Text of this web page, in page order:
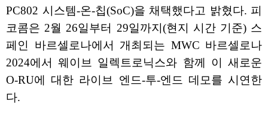
PC802 시스템-온-칩(SoC)을 채택했다고 밝혔다. 피
코콤은 2월 26일부터 29일까지(현지 시간 기준) 스
페인 바르셀로나에서 개최되는 MWC 바르셀로나
2024에서 웨이브 일렉트로닉스와 함께 이 새로운
O-RU에 대한 라이브 엔드-투-엔드 데모를 시연한
다.